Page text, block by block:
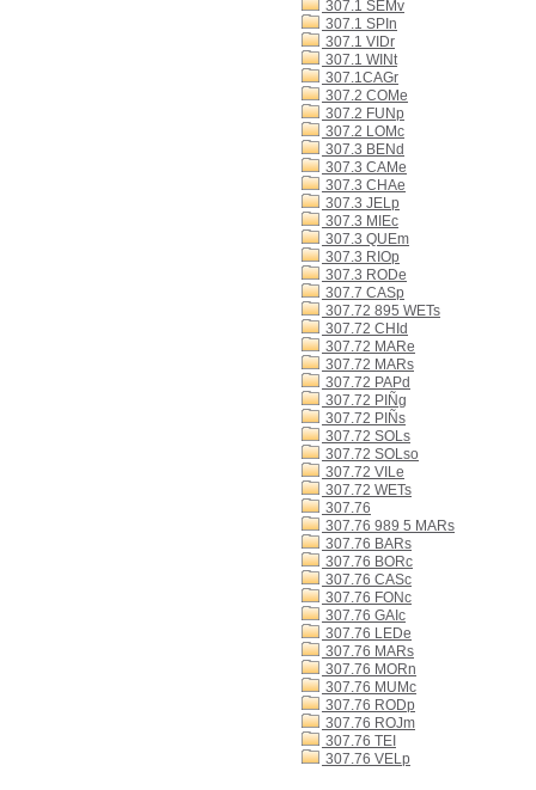
307.1 SEMv
307.1 SPIn
307.1 VIDr
307.1 WINt
307.1CAGr
307.2 COMe
307.2 FUNp
307.2 LOMc
307.3 BENd
307.3 CAMe
307.3 CHAe
307.3 JELp
307.3 MIEc
307.3 QUEm
307.3 RIOp
307.3 RODe
307.7 CASp
307.72 895 WETs
307.72 CHId
307.72 MARe
307.72 MARs
307.72 PAPd
307.72 PIÑg
307.72 PIÑs
307.72 SOLs
307.72 SOLso
307.72 VILe
307.72 WETs
307.76
307.76 989 5 MARs
307.76 BARs
307.76 BORc
307.76 CASc
307.76 FONc
307.76 GAIc
307.76 LEDe
307.76 MARs
307.76 MORn
307.76 MUMc
307.76 RODp
307.76 ROJm
307.76 TEI
307.76 VELp